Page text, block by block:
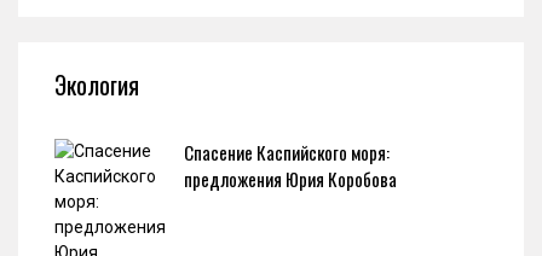
Экология
Спасение Каспийского моря:
предложения Юрия Коробова